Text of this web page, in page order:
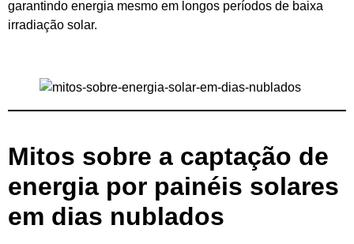
garantindo energia mesmo em longos períodos de baixa
irradiação solar.
Mitos sobre a captação de
energia por painéis solares
em dias nublados